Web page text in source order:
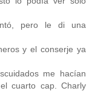
pero le di una
y el conserje ya
me hacían
cuarto cap. Charly